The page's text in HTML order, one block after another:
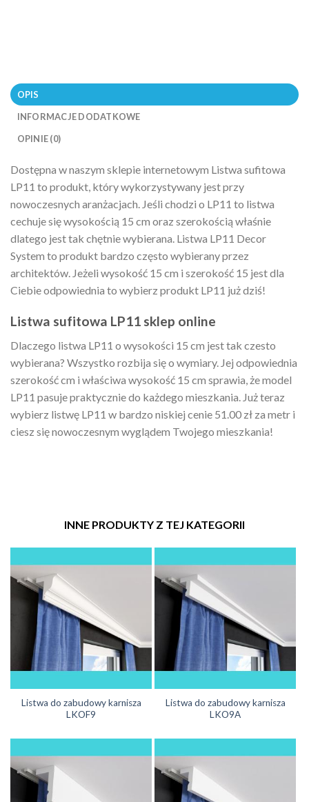
OPIS
INFORMACJE DODATKOWE
OPINIE (0)
Dostępna w naszym sklepie internetowym Listwa sufitowa
LP11 to produkt, który wykorzystywany jest przy
nowoczesnych aranżacjach. Jeśli chodzi o LP11 to listwa
cechuje się wysokością 15 cm oraz szerokością właśnie
dlatego jest tak chętnie wybierana. Listwa LP11 Decor
System to produkt bardzo często wybierany przez
architektów. Jeżeli wysokość 15 cm i szerokość 15 jest dla
Ciebie odpowiednia to wybierz produkt LP11 już dziś!
Listwa sufitowa LP11 sklep online
Dlaczego listwa LP11 o wysokości 15 cm jest tak czesto
wybierana? Wszystko rozbija się o wymiary. Jej odpowiednia
szerokość cm i właściwa wysokość 15 cm sprawia, że model
LP11 pasuje praktycznie do każdego mieszkania. Już teraz
wybierz listwę LP11 w bardzo niskiej cenie 51.00 zł za metr i
ciesz się nowoczesnym wyglądem Twojego mieszkania!
INNE PRODUKTY Z TEJ KATEGORII
Listwa do zabudowy karnisza
LKOF9
Listwa do zabudowy karnisza
LKO9A